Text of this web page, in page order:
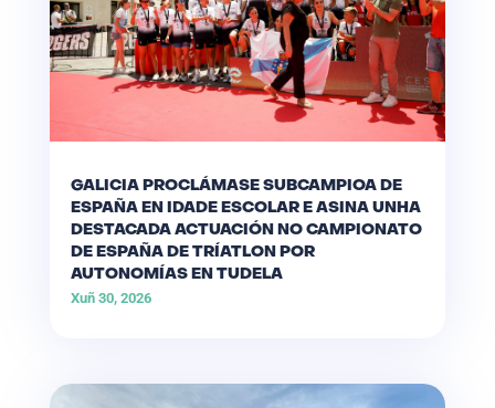
GALICIA PROCLÁMASE SUBCAMPIOA DE
ESPAÑA EN IDADE ESCOLAR E ASINA UNHA
DESTACADA ACTUACIÓN NO CAMPIONATO
DE ESPAÑA DE TRÍATLON POR
AUTONOMÍAS EN TUDELA
Xuñ 30, 2026